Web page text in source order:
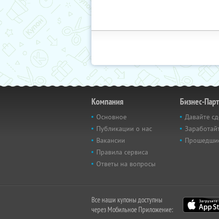
Компания
Основное
Публикации о нас
Вакансии
Правила сервиса
Ответы на вопросы
Бизнес-
Давайте
Все наши купоны доступны
через Мобильное Приложение: